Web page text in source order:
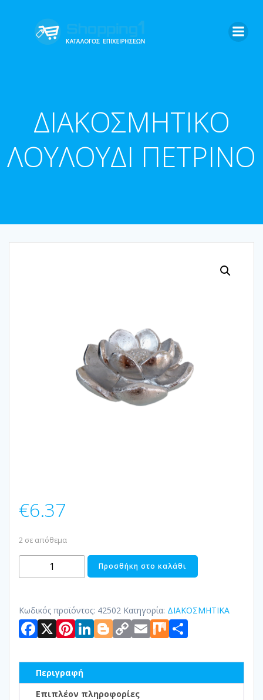
ΔΙΑΚΟΣΜΗΤΙΚΟ
ΛΟΥΛΟΥΔΙ ΠΕΤΡΙΝΟ
€6.37
2 σε απόθεμα
ΔΙΑΚΟΣΜΗΤΙΚΟ
ΛΟΥΛΟΥΔΙ
ποσότητα
Προσθήκη στο καλάθι
Κωδικός προϊόντος: 42502 Κατηγορία: ΔΙΑΚΟΣΜΗΤΙΚΑ
Facebook
X Pinterest
LinkedIn
Blogger
Copy
Link
Email
Mix
Περιγραφή
Επιπλέον πληροφορίες